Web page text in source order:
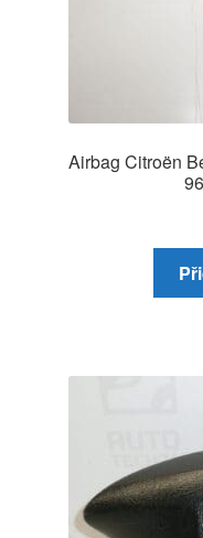
Airbag Citroën